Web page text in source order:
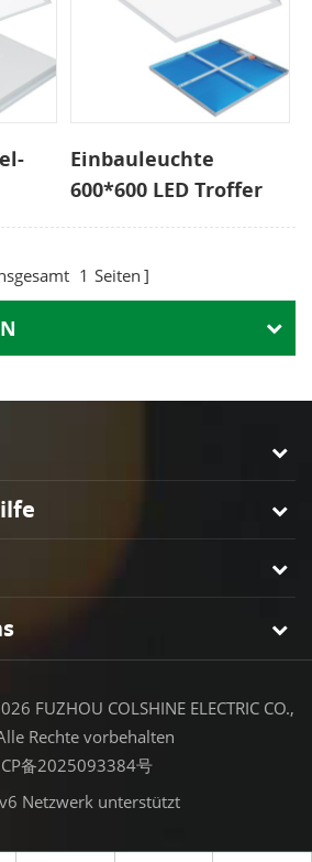
Einbauleuchte
600*600 LED Troffer
40W AC85 bis 265V
1 Seiten
FUZHOU COLSHINE ELECTRIC CO.,
Rechte vorbehalten
备2025093384号
Netzwerk unterstützt